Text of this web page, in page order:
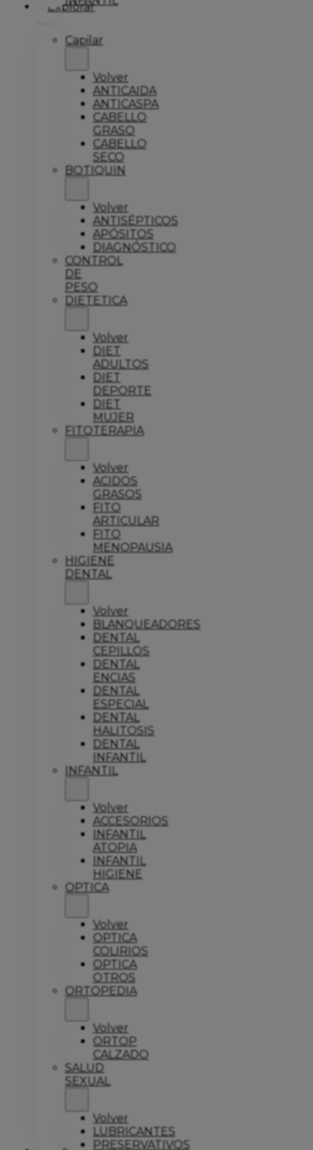
Explorar
Capilar
Volver
ANTICAIDA
ANTICASPA
CABELLO
GRASO
CABELLO
SECO
BOTIQUIN
Volver
ANTISÉPTICOS
APÓSITOS
DIAGNÓSTICO
CONTROL
DE
PESO
DIETETICA
Volver
DIET
ADULTOS
DIET
DEPORTE
DIET
MUJER
FITOTERAPIA
Volver
ACIDOS
GRASOS
FITO
ARTICULAR
FITO
MENOPAUSIA
HIGIENE
DENTAL
Volver
BLANQUEADORES
DENTAL
CEPILLOS
DENTAL
ENCIAS
DENTAL
ESPECIAL
DENTAL
HALITOSIS
DENTAL
INFANTIL
INFANTIL
Volver
ACCESORIOS
INFANTIL
ATOPIA
INFANTIL
HIGIENE
OPTICA
Volver
OPTICA
COLIRIOS
OPTICA
OTROS
ORTOPEDIA
Volver
ORTOP
CALZADO
SALUD
SEXUAL
Volver
LUBRICANTES
PRESERVATIVOS